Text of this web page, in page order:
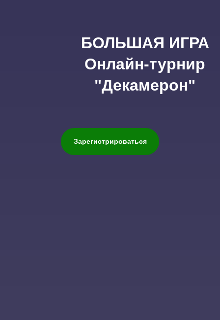
БОЛЬШАЯ ИГРА
Онлайн-турнир
"Декамерон"
Зарегистрироваться